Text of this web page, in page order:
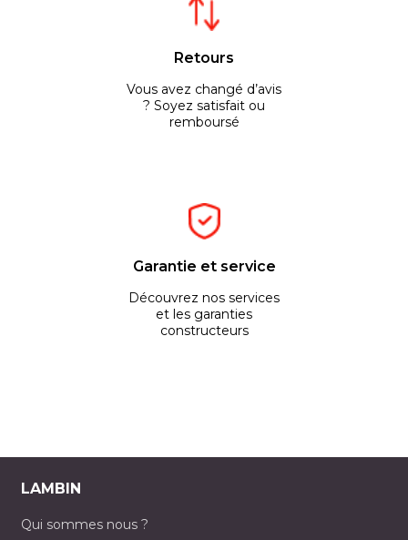
Retours
Vous avez changé d’avis
? Soyez satisfait ou
remboursé
Garantie et service
Découvrez nos services
et les garanties
constructeurs
LAMBIN
Qui sommes nous ?